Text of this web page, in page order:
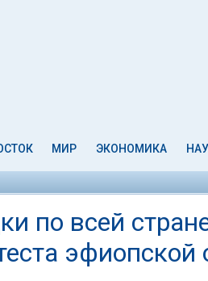
МИР ЭКОНОМИКА
по всей